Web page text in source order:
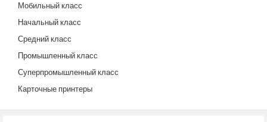
Мобильный класс
Начальный класс
Средний класс
Промышленный класс
Суперпромышленный класс
Карточные принтеры